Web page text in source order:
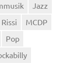
Jazz
MCDP
Pop